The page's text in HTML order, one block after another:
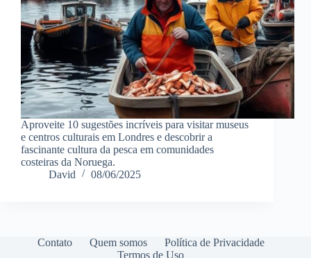
Aproveite 10 sugestões incríveis para visitar museus
e centros culturais em Londres e descobrir a
fascinante cultura da pesca em comunidades
costeiras da Noruega.
David
08/06/2025
Contato Quem somos
Política de Privacidade
Termos de Uso